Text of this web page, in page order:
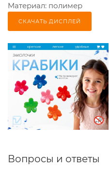
Материал: полимер
СКАЧАТЬ ДИСПЛЕЙ
Вопросы и ответы